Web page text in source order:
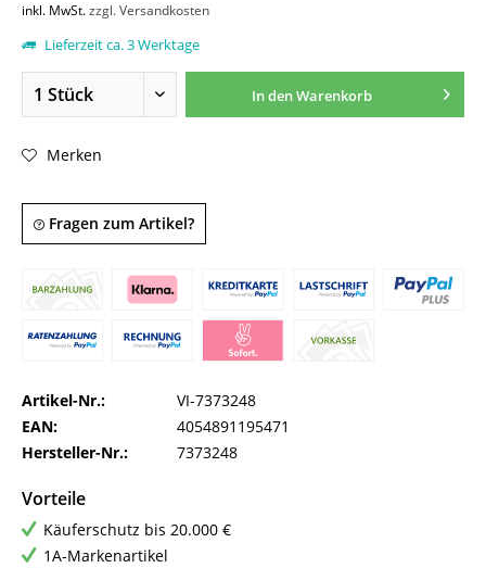
inkl. MwSt.zzgl. Versandkosten
Lieferzeit ca. 3 Werktage
In denWarenkorb
Merken
Fragen zum Artikel?
Artikel-Nr.:
VI-7373248
EAN:
4054891195471
Hersteller-Nr.:
7373248
Vorteile
Käuferschutz bis 20.000 €
1A-Markenartikel